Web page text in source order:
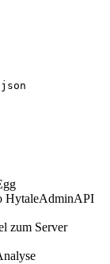
HytaleAdminAPI
zum Server